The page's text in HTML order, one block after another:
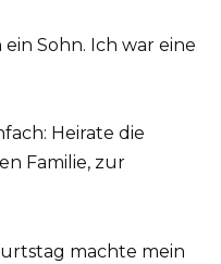
Sohn. Ich war eine
Heirate die
Familie, zur
machte mein